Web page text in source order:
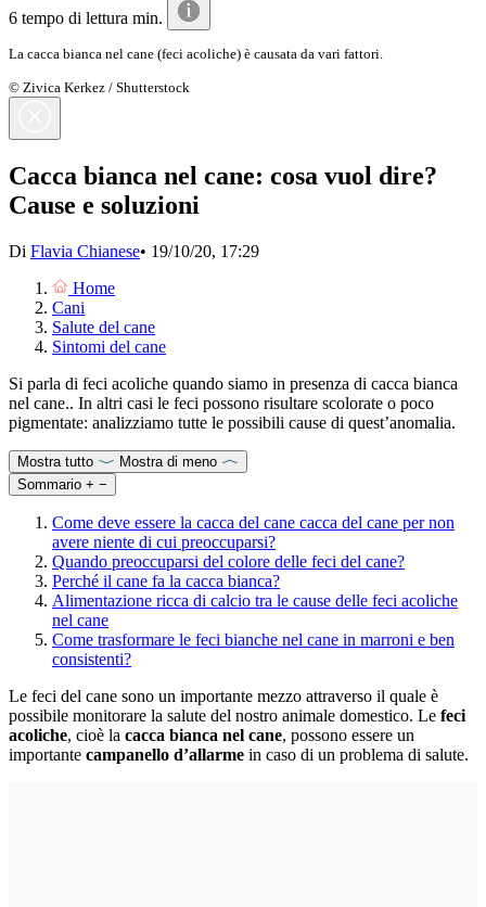
6 tempo di lettura min.
La cacca bianca nel cane (feci acoliche) è causata da vari fattori.
© Zivica Kerkez / Shutterstock
Cacca bianca nel cane: cosa vuol dire?
Cause e soluzioni
Di Flavia Chianese• 19/10/20, 17:29
Home
Cani
Salute del cane
Sintomi del cane
Si parla di feci acoliche quando siamo in presenza di cacca bianca
nel cane.. In altri casi le feci possono risultare scolorate o poco
pigmentate: analizziamo tutte le possibili cause di quest’anomalia.
Mostra tutto
Mostra di meno
Sommario + −
Come deve essere la cacca del cane cacca del cane per non
avere niente di cui preoccuparsi?
Quando preoccuparsi del colore delle feci del cane?
Perché il cane fa la cacca bianca?
Alimentazione ricca di calcio tra le cause delle feci acoliche
nel cane
Come trasformare le feci bianche nel cane in marroni e ben
consistenti?
Le feci del cane sono un importante mezzo attraverso il quale è
possibile monitorare la salute del nostro animale domestico. Le feci
acoliche, cioè la cacca bianca nel cane, possono essere un
importante campanello d’allarme in caso di un problema di salute.